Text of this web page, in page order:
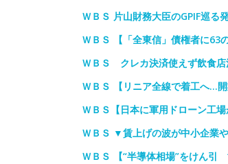
ＷＢＳ 片山財務大臣のGPIF巡
ＷＢＳ 【「全東信」債権者に63
ＷＢＳ クレカ決済使えず飲食店
ＷＢＳ 【リニア全線で着工へ…開
ＷＢＳ【日本に軍用ドローン工
ＷＢＳ ▼賃上げの波が中小企業
ＷＢＳ 【“半導体相場”をけん